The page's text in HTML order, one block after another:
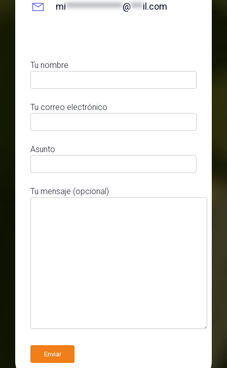
mi**************@***il.com
Tu nombre
Tu correo electrónico
Asunto
Tu mensaje (opcional)